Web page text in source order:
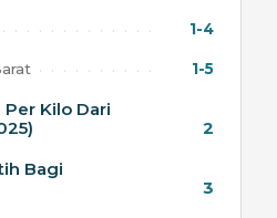
1-4
1-5
Kilo Dari
2
Bagi
3